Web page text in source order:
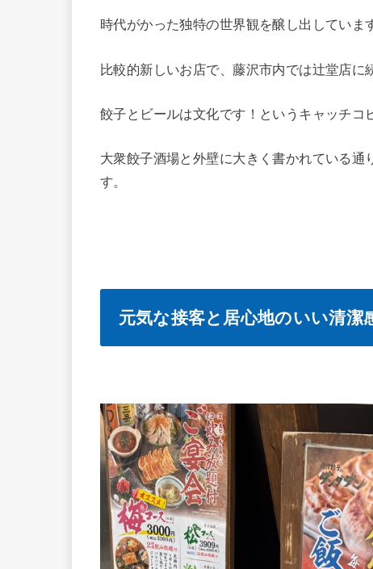
時代がかった独特の世界観を醸し出していま
比較的新しいお店で、藤沢市内では辻堂店に
餃子とビールは文化です！というキャッチコ
大衆餃子酒場と外壁に大きく書かれている
す。
元気な接客と居心地のいい清潔